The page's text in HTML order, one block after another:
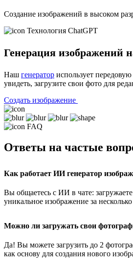
Создание изображений в высоком
Технология ChatGPT
Генерация изображений
Наш генератор использует
увидеть, загрузите свои фото для
Создать изображение
FAQ
Ответы на частые
Как работает ИИ генератор
Вы общаетесь с ИИ в чате:
уникальное изображение за
Можно ли загружать свои
Да! Вы можете загрузить до 2
как основу для создания нового